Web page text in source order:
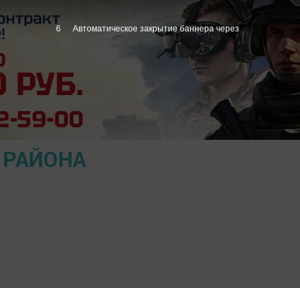
5 Автоматическое закрытие баннера через